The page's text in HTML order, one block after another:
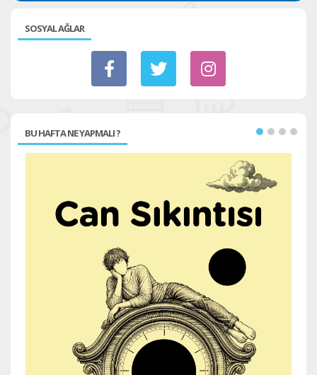
SOSYAL AĞLAR
BU HAFTA NE YAPMALI ?